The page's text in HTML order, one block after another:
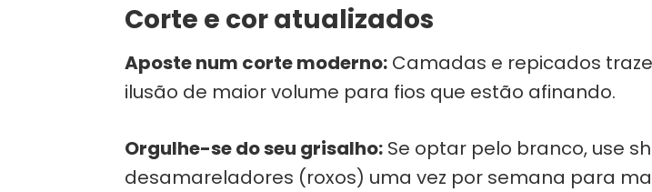
Corte e cor atualizados
Aposte num corte moderno: Camadas e repicados
ilusão de maior volume para fios que estão afinando.
Orgulhe-se do seu grisalho: Se optar pelo branco, use
desamareladores (roxos) uma vez por semana para